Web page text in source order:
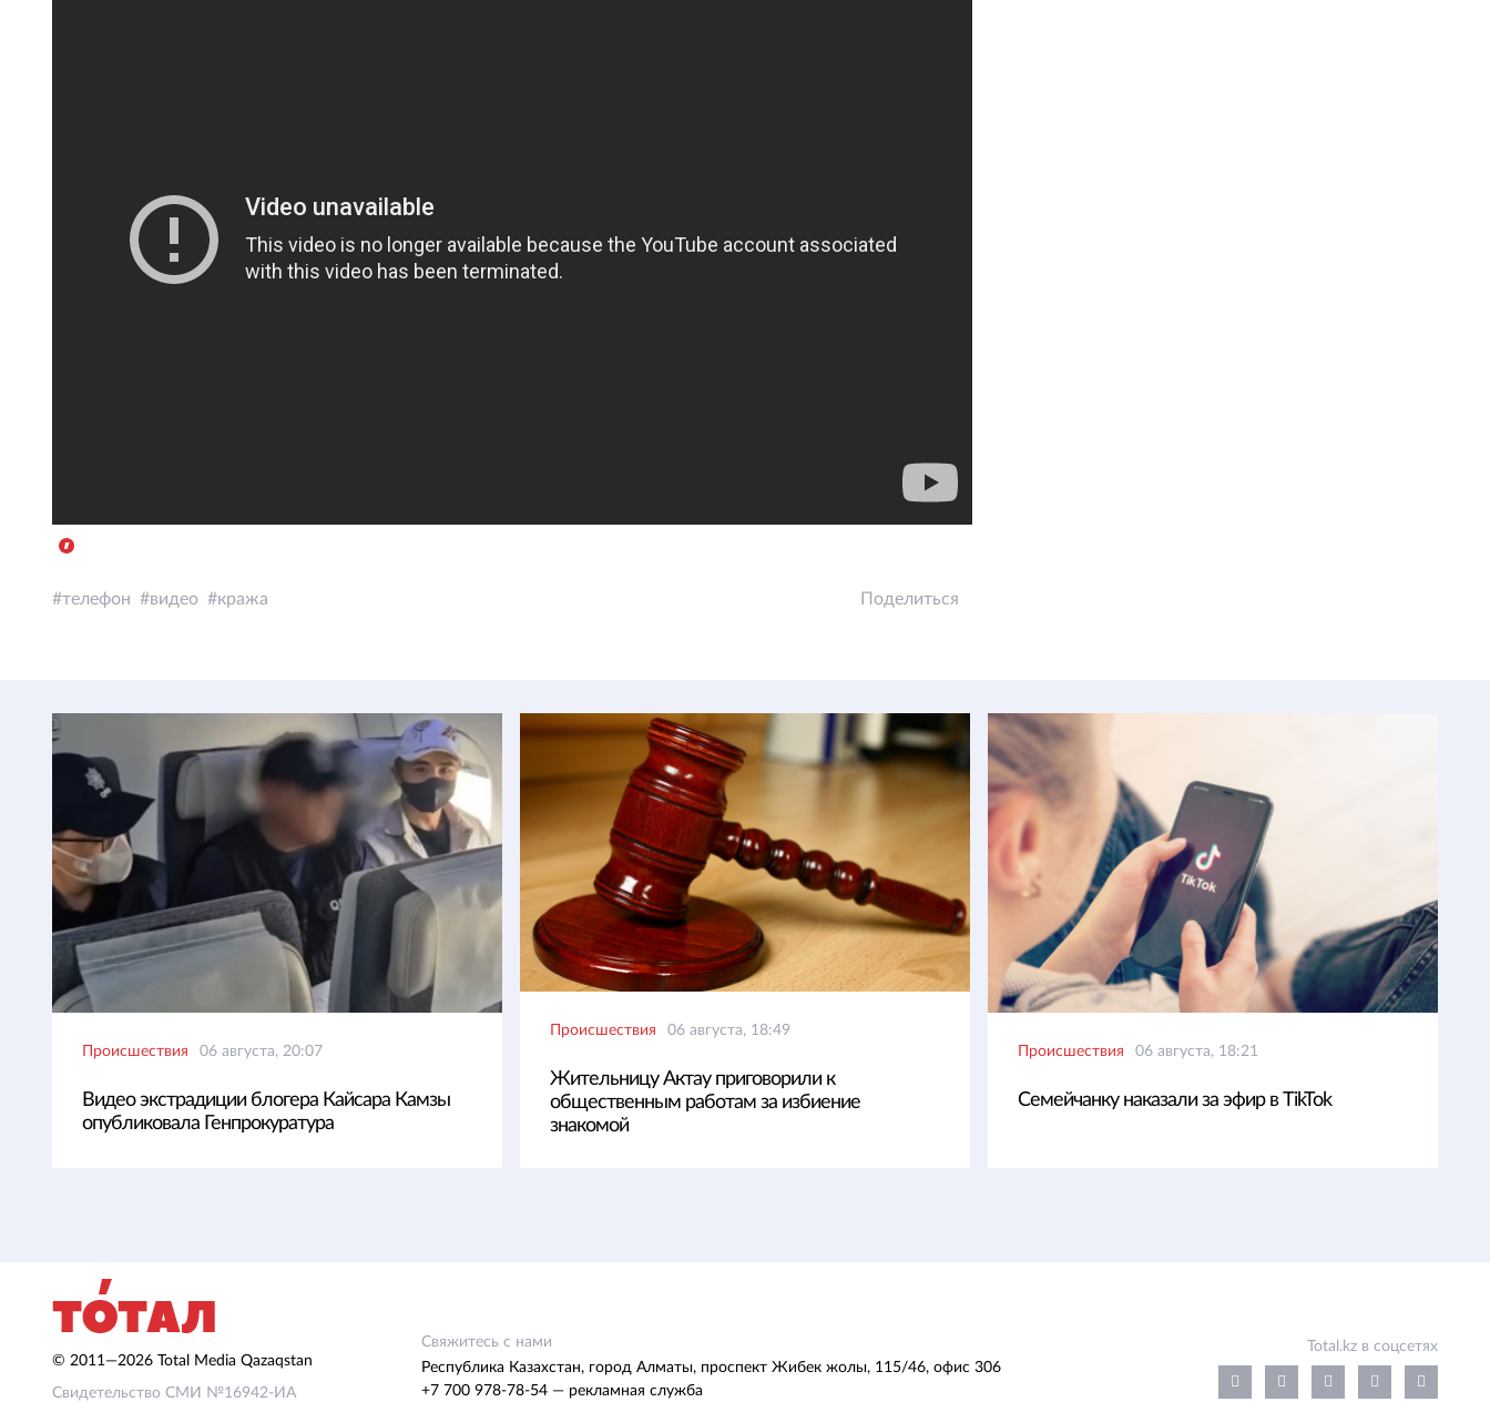
телефон видео кража Поделиться
Происшествия 06 августа, 20:07
Видео экстрадиции блогера Кайсара Камзы
опубликовала Генпрокуратура
Происшествия 06 августа, 18:49
Жительницу Актау приговорили к
общественным работам за избиение
знакомой
Происшествия 06 августа, 18:21
Семейчанку наказали за эфир в TikTok
© 2011—2026 Total Media Qazaqstan
Свидетельство СМИ №16942-ИА
Свяжитесь с нами
Республика Казахстан, город Алматы, проспект Жибек жолы, 115/46, офис 306
+7 700 978-78-54 — рекламная служба
Total.kz в соцсетях